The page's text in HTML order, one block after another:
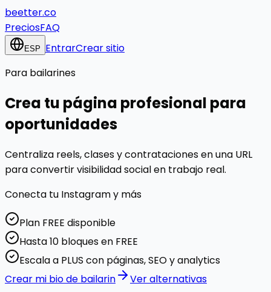
beetter.co
PreciosFAQ
ESP EntrarCrear sitio
Para bailarines
Crea tu página profesional para
oportunidades
Centraliza reels, clases y contrataciones en una URL
para convertir visibilidad social en trabajo real.
Conecta tu Instagramy más
Plan FREE disponible
Hasta 10 bloques en FREE
Escala a PLUS con páginas, SEO y analytics
Crear mi bio de bailarin
Ver alternativas